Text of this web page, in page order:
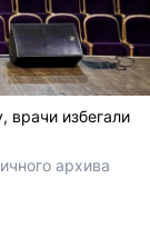
врачи избегали
архива